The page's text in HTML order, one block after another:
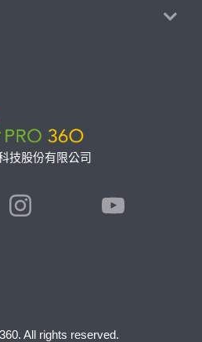
技股份有限公司
All rights reserved.